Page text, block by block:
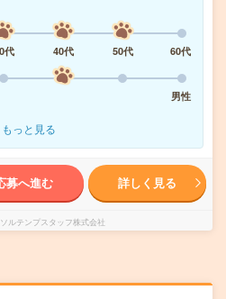
代 40代 50代
60代
男性
もっと見る
募へ進む 詳しく見る
ルテンプスタッフ株式会社